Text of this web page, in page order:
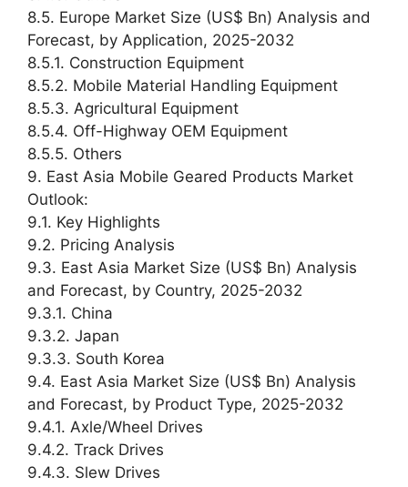
8.5. Europe Market Size (US$ Bn) Analysis and
Forecast, by Application, 2025-2032
8.5.1. Construction Equipment
8.5.2. Mobile Material Handling Equipment
8.5.3. Agricultural Equipment
8.5.4. Off-Highway OEM Equipment
8.5.5. Others
9. East Asia Mobile Geared Products Market
Outlook:
9.1. Key Highlights
9.2. Pricing Analysis
9.3. East Asia Market Size (US$ Bn) Analysis
and Forecast, by Country, 2025-2032
9.3.1. China
9.3.2. Japan
9.3.3. South Korea
9.4. East Asia Market Size (US$ Bn) Analysis
and Forecast, by Product Type, 2025-2032
9.4.1. Axle/Wheel Drives
9.4.2. Track Drives
9.4.3. Slew Drives